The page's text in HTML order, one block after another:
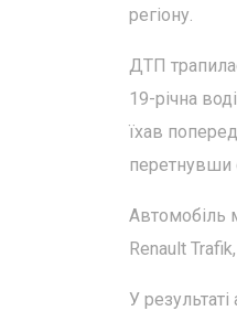
регіону.
ДТП
19-річна
їхав
перетнувши
Автомобіль
Renault
У